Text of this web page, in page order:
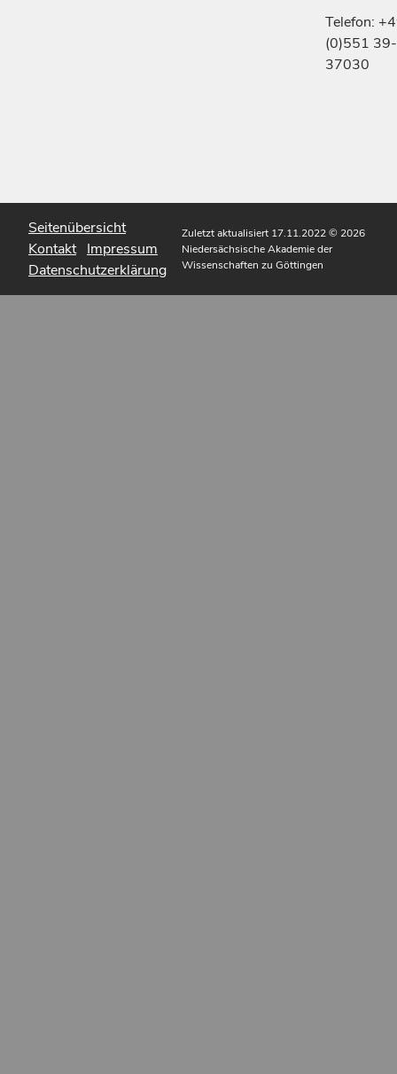
Telefon:
(0)551 39-
37030
Seitenübersicht
Kontakt Impressum
Datenschutzerklärung
Zuletzt aktualisiert 17.11.2022© 2026
Niedersächsische Akademie der
Wissenschaften zu Göttingen